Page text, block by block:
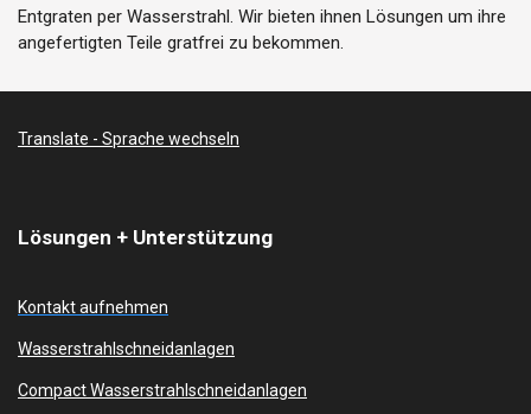
l
a
u
t
n
Entgraten per Wasserstrahl. Wir bieten ihnen Lösungen um ihre
angefertigten Teile gratfrei zu bekommen.
Translate - Sprache wechseln
Lösungen + Unterstützung
Kontakt aufnehmen
Wasserstrahlschneidanlagen
Compact Wasserstrahlschneidanlagen